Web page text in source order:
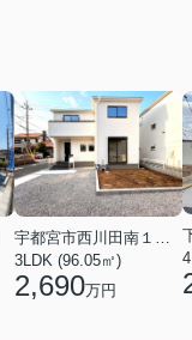
宇都宮市西川田南１丁目
3LDK (96.05㎡)
2,690万円